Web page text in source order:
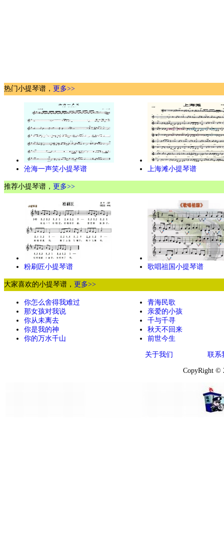
热门小提琴谱， 更多>>
沧海一声笑小提琴谱 上海滩小提琴谱
推荐小提琴谱， 更多>>
粉刷匠小提琴谱 歌唱祖国小提琴谱
大家喜欢的小提琴谱， 更多>>
你怎么舍得我难过
那女孩对我说
你从未离去
你是我的神
你的万水千山
青海民歌
亲爱的小孩
千与千寻
秋天不回来
前世今生
关于我们 联系
CopyRight ©